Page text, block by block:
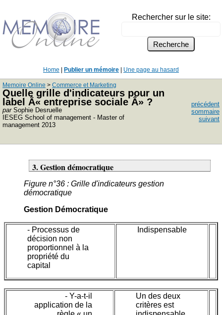
Rechercher sur le site:
Home Publier un mémoire Une page au hasard
Memoire Online > Commerce et Marketing
Quelle grille d'indicateurs pour un
label Â« entreprise sociale Â» ?
parSophie Desruelle
IESEG School of management - Master of
management 2013
précédent
sommaire
suivant
3. Gestion démocratique
Figure n°36 : Grille d'indicateurs gestion
démocratique
Gestion Démocratique
- Processus de
décision non
proportionnel à la
propriété du
capital
Indispensable
- Y-a-t-il
application de la
Un des deux
critères est